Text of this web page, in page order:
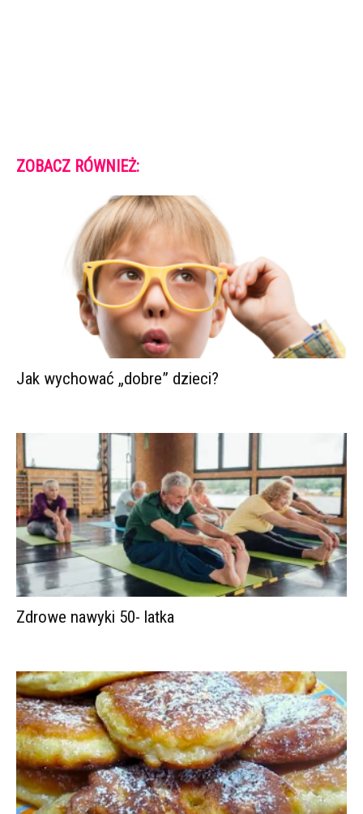
ZOBACZ RÓWNIEŻ:
Jak wychować „dobre” dzieci?
Zdrowe nawyki 50- latka